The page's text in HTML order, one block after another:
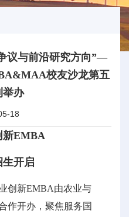
议与前沿研究方向”—
校友沙龙第五
举办
18
新EMBA
生开启
创新EMBA由农业与
作开办，聚焦服务国